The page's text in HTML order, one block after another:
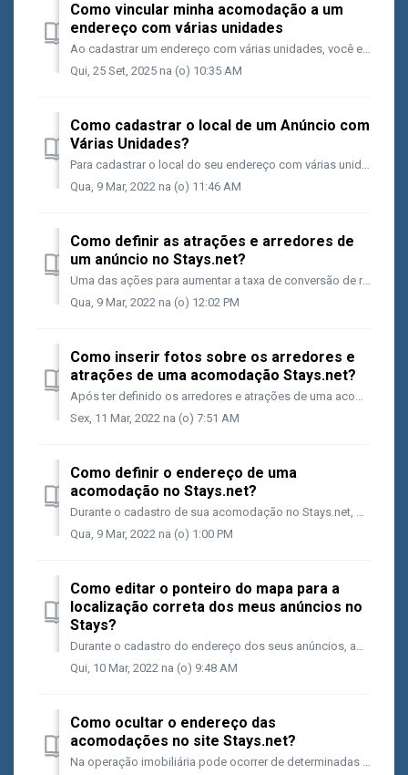
Como vincular minha acomodação a um
endereço com várias unidades
Ao cadastrar um endereço com várias unidades, você estará no radar de reservas com maior número de pessoas (grupos) em consultas da Booking. Além disso, o ...
Qui, 25 Set, 2025 na (o) 10:35 AM
Como cadastrar o local de um Anúncio com
Várias Unidades?
Para cadastrar o local do seu endereço com várias unidades, siga as etapas abaixo; Acesse a página do seu anúncio; Na aba [Conteúdo], acesse a opção [L...
Qua, 9 Mar, 2022 na (o) 11:46 AM
Como definir as atrações e arredores de
um anúncio no Stays.net?
Uma das ações para aumentar a taxa de conversão de reservas em seus anúncios é fornecer o máximo de detalhes sobre sua acomodação e, com base nisso, infor...
Qua, 9 Mar, 2022 na (o) 12:02 PM
Como inserir fotos sobre os arredores e
atrações de uma acomodação Stays.net?
Após ter definido os arredores e atrações de uma acomodação é importante que você adicione fotos sobre os itens que você informou, pois assim garantirá ma...
Sex, 11 Mar, 2022 na (o) 7:51 AM
Como definir o endereço de uma
acomodação no Stays.net?
Durante o cadastro de sua acomodação no Stays.net, definir o endereço é fundamental portanto você poderá fazer essa ação a partir do caminho abaixo: Ace...
Qua, 9 Mar, 2022 na (o) 1:00 PM
Como editar o ponteiro do mapa para a
localização correta dos meus anúncios no
Stays?
Durante o cadastro do endereço dos seus anúncios, após salvar suas informações, Stays.net usará a integração API com Google Maps para gerar a posição do p...
Qui, 10 Mar, 2022 na (o) 9:48 AM
Como ocultar o endereço das
acomodações no site Stays.net?
Na operação imobiliária pode ocorrer de determinadas empresas manterem o número do local oculto do público em geral com o objetivo de se proteger de event...